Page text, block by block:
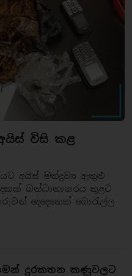
විසි කළ
අයිස් මත්ද්‍රව්‍ය ඇතුළු
බන්ධානාගරය තුළට
දෙදෙනෙක් බොරැල්ල
දුරකතන කණුවලට